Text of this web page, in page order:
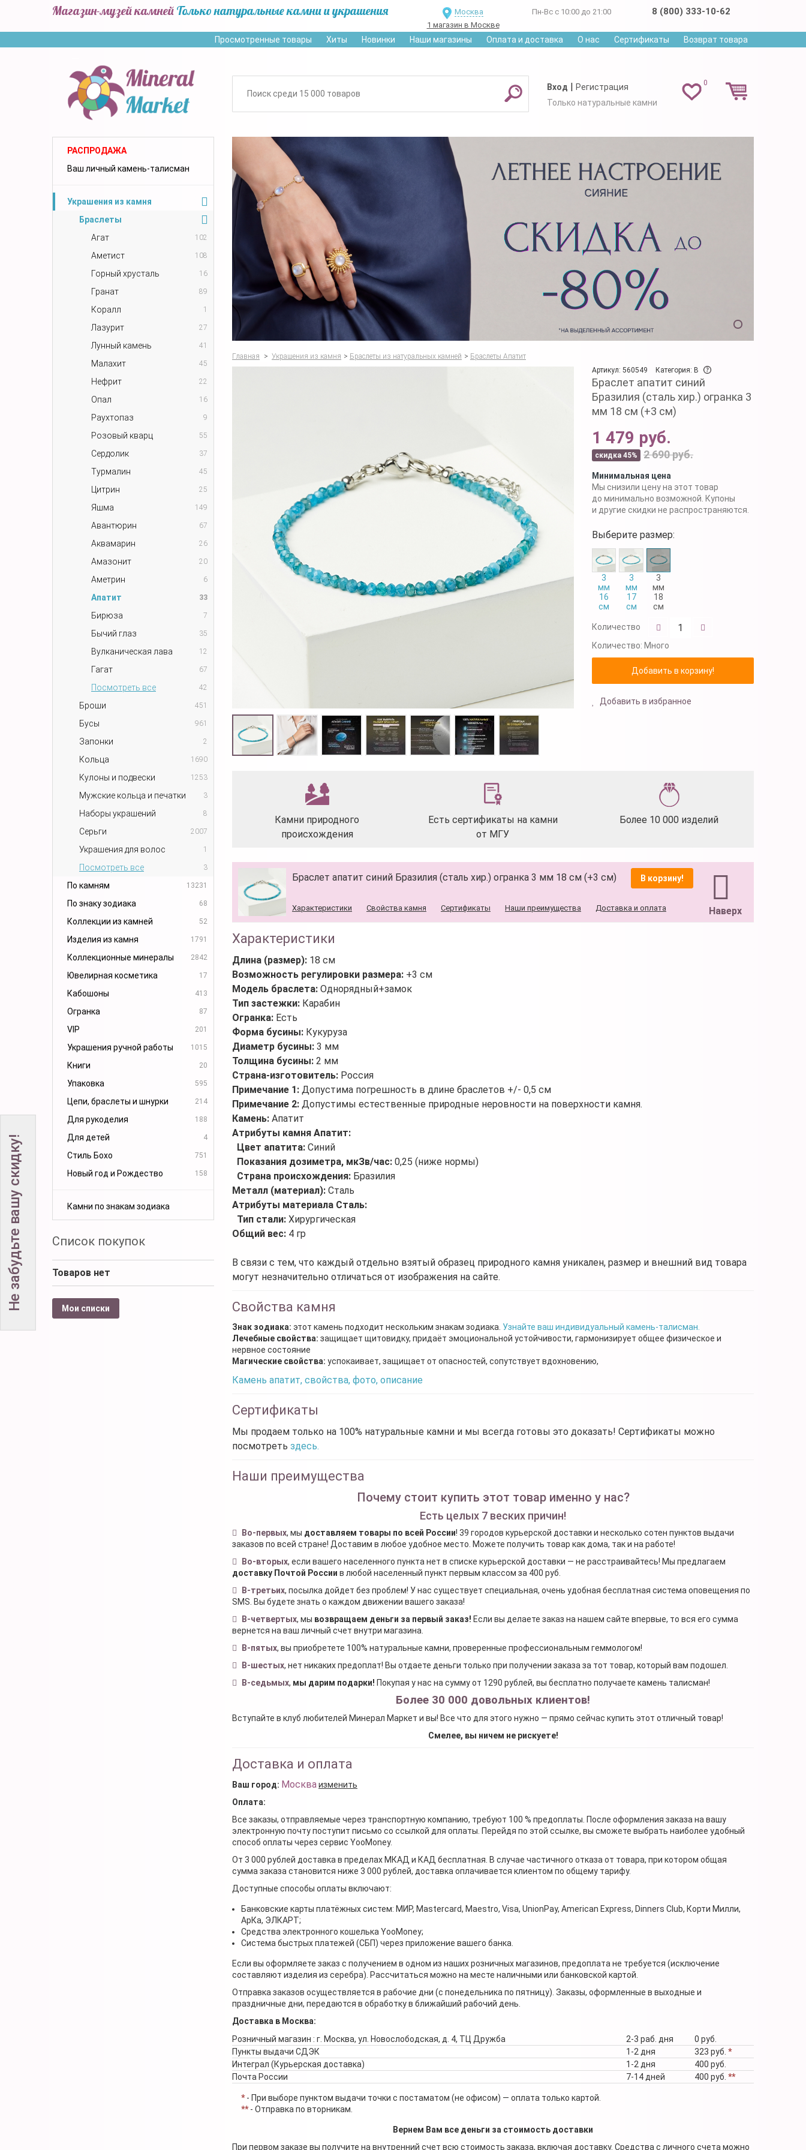
Магазин-музей камней Только натуральные камни и украшения
Москва
1 магазин в Москве
Пн-Вс с 10:00 до 21:00 8 (800) 333-10-62
Просмотренные товары Хиты Новинки Наши магазины Оплата и доставка О нас Сертификаты Возврат товара
0
Вход | Регистрация
Только натуральные камни
РАСПРОДАЖА
Ваш личный камень-талисман
Украшения из камня
Браслеты
Агат
102
Аметист 108
Горный хрусталь 16
Гранат 89
Коралл 1
Лазурит 27
Лунный камень 41
Малахит 45
Нефрит 22
Опал 16
Раухтопаз 9
Розовый кварц 55
Сердолик 37
Турмалин 45
Цитрин 25
Яшма 149
Авантюрин 67
Аквамарин 26
Амазонит 20
Аметрин 6
Апатит 33
Бирюза 7
Бычий глаз 35
Вулканическая лава 12
Гагат 67
Посмотреть все 42
Броши 451
Бусы 961
Запонки 2
Кольца 1690
Кулоны и подвески 1253
Мужские кольца и печатки 3
Наборы украшений 8
Серьги 2007
Украшения для волос 1
Посмотреть все 3
По камням 13231
По знаку зодиака 68
Коллекции из камней 52
Изделия из камня 1791
Коллекционные минералы 2842
Ювелирная косметика 17
Кабошоны 413
Огранка 87
VIP 201
Украшения ручной работы 1015
Книги 20
Упаковка 595
Цепи, браслеты и шнурки 214
Для рукоделия 188
Для детей 4
Стиль Бохо 751
Новый год и Рождество 158
Камни по знакам зодиака
Список покупок
Товаров нет
Мои списки
Главная > Украшения из камня > Браслеты из натуральных камней > Браслеты Апатит
Артикул: 560549
Категория: B
Браслет апатит синий
Бразилия (сталь хир.) огранка 3
мм 18 см (+3 см)
1 479 руб.
скидка 45% 2 690 руб.
Минимальная цена
Мы снизили цену на этот товар
до минимально возможной. Купоны
и другие скидки не распространяются.
Выберите размер:
3
мм
16
см
3
мм
17
см
3
мм
18
см
Количество
Количество: Много
Добавить в избранное
Камни природного
происхождения
Есть сертификаты на камни
от МГУ
Более 10 000 изделий
Браслет апатит синий Бразилия (сталь хир.) огранка 3 мм 18 см (+3 см) В корзину!
Наверх
Характеристики Свойства камня Сертификаты Наши преимущества Доставка и оплата
Характеристики
Длина (размер): 18 см
Возможность регулировки размера: +3 см
Модель браслета: Однорядный+замок
Тип застежки: Карабин
Огранка: Есть
Форма бусины: Кукуруза
Диаметр бусины: 3 мм
Толщина бусины: 2 мм
Страна-изготовитель: Россия
Примечание 1: Допустима погрешность в длине браслетов +/- 0,5 см
Примечание 2: Допустимы естественные природные неровности на поверхности камня.
Камень: Апатит
Атрибуты камня Апатит:
Цвет апатита: Синий
Показания дозиметра, мкЗв/час: 0,25 (ниже нормы)
Страна происхождения: Бразилия
Металл (материал): Сталь
Атрибуты материала Сталь:
Тип стали: Хирургическая
Общий вес: 4 гр
В связи с тем, что каждый отдельно взятый образец природного камня уникален, размер и внешний вид товара
могут незначительно отличаться от изображения на сайте.
Свойства камня
Знак зодиака: этот камень подходит нескольким знакам зодиака. Узнайте ваш индивидуальный камень-талисман.
Лечебные свойства: защищает щитовидку, придаёт эмоциональной устойчивости, гармонизирует общее физическое и
нервное состояние
Магические свойства: успокаивает, защищает от опасностей, сопутствует вдохновению,
Камень апатит, свойства, фото, описание
Сертификаты
Мы продаем только на 100% натуральные камни и мы всегда готовы это доказать! Сертификаты можно
посмотреть здесь.
Наши преимущества
Почему стоит купить этот товар именно у нас?
Есть целых 7 веских причин!
Во-первых, мы доставляем товары по всей России! 39 городов курьерской доставки и несколько сотен пунктов выдачи
заказов по всей стране! Доставим в любое удобное место. Можете получить товар как дома, так и на работе!
Во-вторых, если вашего населенного пункта нет в списке курьерской доставки — не расстраивайтесь! Мы предлагаем
доставку Почтой России в любой населенный пункт первым классом за 400 руб.
В-третьих, посылка дойдет без проблем! У нас существует специальная, очень удобная бесплатная система оповещения по
SMS. Вы будете знать о каждом движении вашего заказа!
В-четвертых, мы возвращаем деньги за первый заказ! Если вы делаете заказ на нашем сайте впервые, то вся его сумма
вернется на ваш личный счет внутри магазина.
В-пятых, вы приобретете 100% натуральные камни, проверенные профессиональным геммологом!
В-шестых, нет никаких предоплат! Вы отдаете деньги только при получении заказа за тот товар, который вам подошел.
В-седьмых, мы дарим подарки! Покупая у нас на сумму от 1290 рублей, вы бесплатно получаете камень талисман!
Более 30 000 довольных клиентов!
Вступайте в клуб любителей Минерал Маркет и вы! Все что для этого нужно — прямо сейчас купить этот отличный товар!
Смелее, вы ничем не рискуете!
Доставка и оплата
Ваш город: Москваизменить
Оплата:
Все заказы, отправляемые через транспортную компанию, требуют 100 % предоплаты. После оформления заказа на вашу
электронную почту поступит письмо со ссылкой для оплаты. Перейдя по этой ссылке, вы сможете выбрать наиболее удобный
способ оплаты через сервис YooMoney.
От 3 000 рублей доставка в пределах МКАД и КАД бесплатная. В случае частичного отказа от товара, при котором общая
сумма заказа становится ниже 3 000 рублей, доставка оплачивается клиентом по общему тарифу.
Доступные способы оплаты включают:
Банковские карты платёжных систем: МИР, Mastercard, Maestro, Visa, UnionPay, American Express, Dinners Club, Корти Милли,
АрКа, ЭЛКАРТ;
Средства электронного кошелька YooMoney;
Система быстрых платежей (СБП) через приложение вашего банка.
Если вы оформляете заказ с получением в одном из наших розничных магазинов, предоплата не требуется (исключение
составляют изделия из серебра). Рассчитаться можно на месте наличными или банковской картой.
Отправка заказов осуществляется в рабочие дни (с понедельника по пятницу). Заказы, оформленные в выходные и
праздничные дни, передаются в обработку в ближайший рабочий день.
Доставка в Москва:
Розничный магазин : г. Москва, ул. Новослободская, д. 4, ТЦ Дружба
2-3 раб. дня
0 руб.
Пункты выдачи СДЭК
1-2 дня 323 руб. *
Интеграл (Курьерская доставка)
1-2 дня
400 руб.
Почта России
7-14 дней 400 руб. **
*- При выборе пунктом выдачи точки с постаматом (не офисом) — оплата только картой.
**- Отправка по вторникам.
Вернем Вам все деньги за стоимость доставки
При первом заказе вы получите на внутренний счет всю стоимость заказа, включая доставку. Средства с личного счета можно
Не забудьте вашу скидку!